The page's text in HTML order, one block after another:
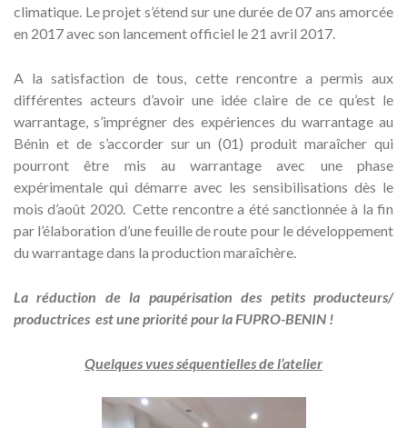
climatique. Le projet s’étend sur une durée de 07 ans amorcée
en 2017 avec son lancement officiel le 21 avril 2017.
A la satisfaction de tous, cette rencontre a permis aux
différentes acteurs d’avoir une idée claire de ce qu’est le
warrantage, s’imprégner des expériences du warrantage au
Bénin et de s’accorder sur un (01) produit maraîcher qui
pourront être mis au warrantage avec une phase
expérimentale qui démarre avec les sensibilisations dès le
mois d’août 2020. Cette rencontre a été sanctionnée à la fin
par l’élaboration d’une feuille de route pour le développement
du warrantage dans la production maraîchère.
La réduction de la paupérisation des petits producteurs/
productrices est une priorité pour la FUPRO-BENIN !
Quelques vues séquentielles de l’atelier